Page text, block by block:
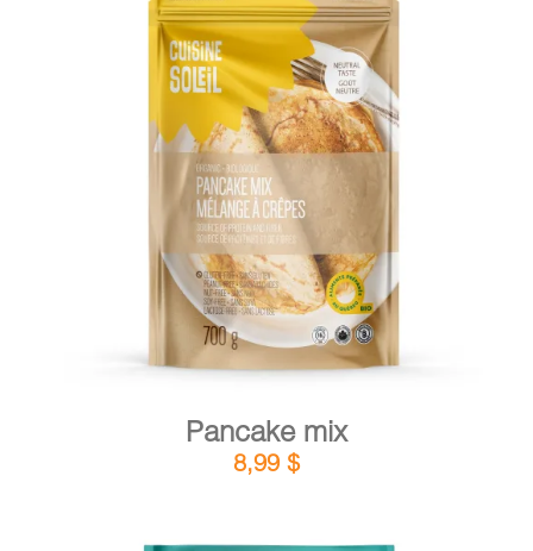
ADD TO CART
Pancake mix
8,99 $